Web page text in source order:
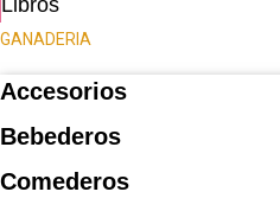
Libros
GANADERIA
Accesorios
Bebederos
Comederos